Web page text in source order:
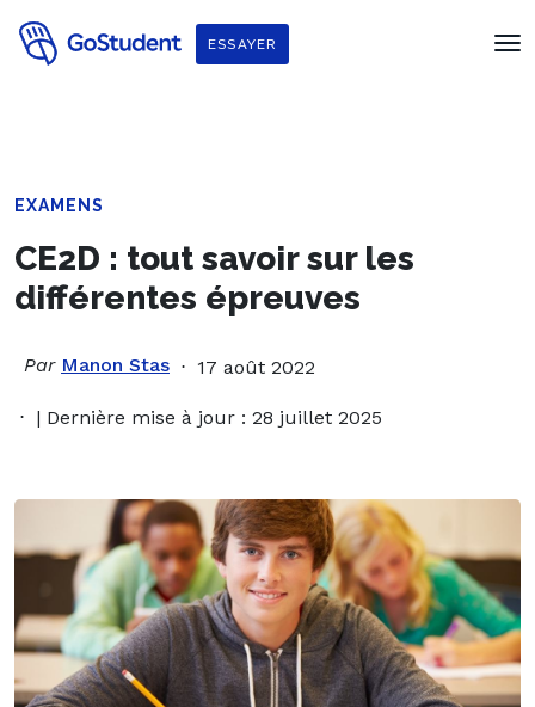
ESSAYER
EXAMENS
CE2D : tout savoir sur les
différentes épreuves
Par Manon Stas 17 août 2022
| Dernière mise à jour : 28 juillet 2025